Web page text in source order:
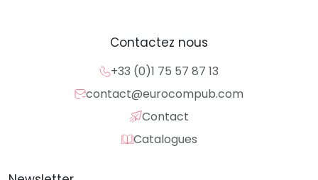
Contactez nous
+33 (0)1 75 57 87 13
contact@eurocompub.com
Contact
Catalogues